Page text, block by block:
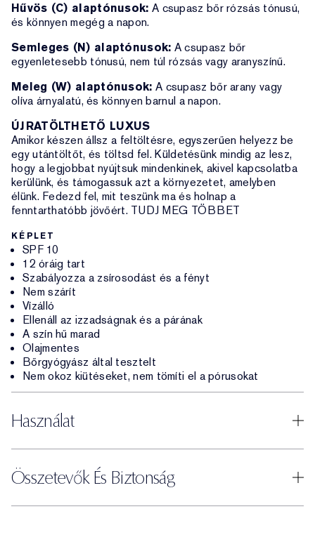
Hűvös (C) alaptónusok: A csupasz bőr rózsás tónusú,
és könnyen megég a napon.
Semleges (N) alaptónusok: A csupasz bőr
egyenletesebb tónusú, nem túl rózsás vagy aranyszínű.
Meleg (W) alaptónusok: A csupasz bőr arany vagy
olíva árnyalatú, és könnyen barnul a napon.
ÚJRATÖLTHETŐ LUXUS
Amikor készen állsz a feltöltésre, egyszerűen helyezz be
egy utántöltőt, és töltsd fel. Küldetésünk mindig az lesz,
hogy a legjobbat nyújtsuk mindenkinek, akivel kapcsolatba
kerülünk, és támogassuk azt a környezetet, amelyben
élünk. Fedezd fel, mit teszünk ma és holnap a
fenntarthatóbb jövőért. TUDJ MEG TÖBBET
KÉPLET
SPF 10
12 óráig tart
Szabályozza a zsírosodást és a fényt
Nem szárít
Vízálló
Ellenáll az izzadságnak és a párának
A szín hű marad
Olajmentes
Bőrgyógyász által tesztelt
Nem okoz kiütéseket, nem tömíti el a pórusokat
Használat
Összetevők És Biztonság